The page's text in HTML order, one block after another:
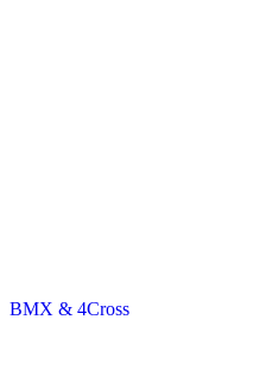
BMX & 4Cross